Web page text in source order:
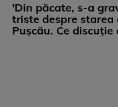
'Din păcate, s-a
triste despre
Pușcău. Ce discuție